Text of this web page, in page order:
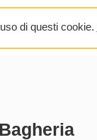
di questi cookie.